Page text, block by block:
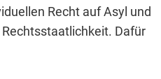
Recht auf Asyl und
Dafür